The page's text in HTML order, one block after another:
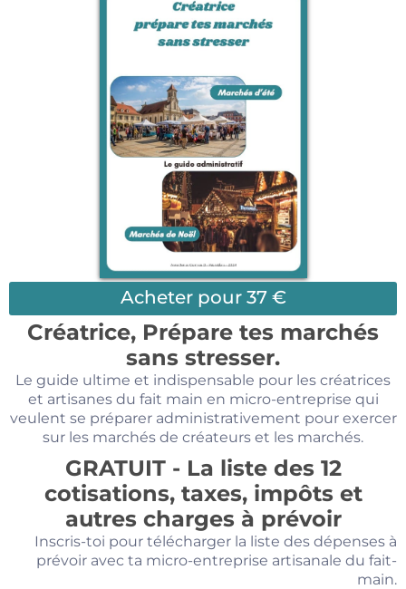
Acheter pour 37 €
Créatrice, Prépare tes marchés
sans stresser.
Le guide ultime et indispensable pour les créatrices
et artisanes du fait main en micro-entreprise qui
veulent se préparer administrativement pour exercer
sur les marchés de créateurs et les marchés.
GRATUIT - La liste des 12
cotisations, taxes, impôts et
autres charges à prévoir
Inscris-toi pour télécharger la liste des dépenses à
prévoir avec ta micro-entreprise artisanale du fait-
main.